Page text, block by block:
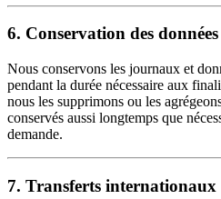
6. Conservation des données
Nous conservons les journaux et
pendant la durée nécessaire aux
nous les supprimons ou les
conservés aussi longtemps que
demande.
7. Transferts internationaux